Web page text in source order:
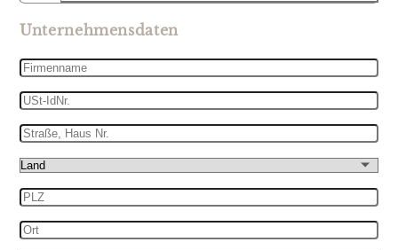
Unternehmensdaten
Firmenname
USt-
IdNr.
Straße,
Haus
Nr.
Land
PLZ
Ort